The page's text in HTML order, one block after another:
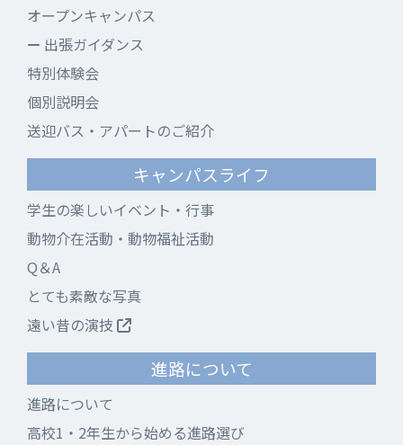
オープンキャンパス
出張ガイダンス
特別体験会
個別説明会
送迎バス・アパートのご紹介
キャンパスライフ
学生の楽しいイベント・行事
動物介在活動・動物福祉活動
Q＆A
とても素敵な写真
遠い昔の演技
進路について
進路について
高校1・2年生から始める進路選び